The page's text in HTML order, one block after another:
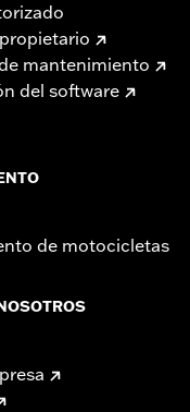
mantenimiento
del software
de motocicletas